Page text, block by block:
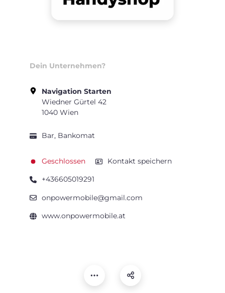
Dein Unternehmen?
Navigation Starten
Wiedner Gürtel 42
1040 Wien
Bar, Bankomat
Geschlossen Kontakt speichern
+436605019291
onpowermobile@gmail.com
www.onpowermobile.at